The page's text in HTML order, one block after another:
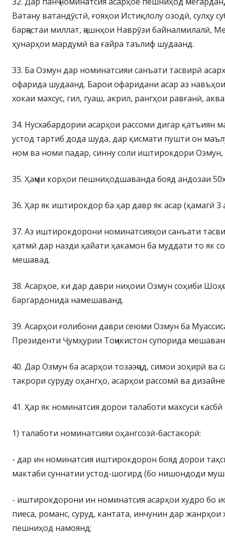
Ватану ватандӯстӣ, ғояҳои Истиқлолу озодӣ, сулҳу
барҷастаи миллат, ҷашнҳои Наврӯзи байналмилалӣ,
ҳунарҳои мардумӣ ва ғайра таълиф шудаанд.
33. Ба Озмун дар номинатсияи санъати тасвирӣ
офарида шудаанд. Барои офаридани асар аз
хокаи махсус, гил, гуаш, акрил, рангҳои равғанӣ,
34. Нусхабардории асарҳои рассоми дигар қатъиян
устод тартиб дода шуда, дар қисмати пушти он
ном ва номи падар, синну соли иштирокдори Озмун,
35. Ҳаҷми корҳои пешниҳодшаванда бояд андозаи
36. Ҳар як иштирокдор ба ҳар давр як асар (ҳамагӣ
37. Аз иштирокдорони номинатсияҳои санъати
ҳатмӣ дар назди ҳайати ҳакамон ба муддати то як
мешавад.
38. Асарҳое, ки дар даври ниҳоии Озмун соҳиби
баргардонида намешаванд.
39. Асарҳои ғолибони даври сеюми Озмун ба
Президенти Ҷумҳурии Тоҷикистон супорида
40. Дар Озмун ба асарҳои тозаэҷод, симои зоҳирӣ
такрори суруду оҳангҳо, асарҳои рассомӣ ва
41. Ҳар як номинатсия дорои талаботи махсуси
1) талаботи номинатсияи оҳангсозӣ-бастакорӣ:
- дар ин номинатсия иштирокдорон бояд дорои
мактаби суннатии устод-шогирд (бо нишондоди
- иштирокдорони ин номинатсия асарҳои худро бо
пиеса, романс, суруд, кантата, инчунин дар
пешниҳод намоянд;